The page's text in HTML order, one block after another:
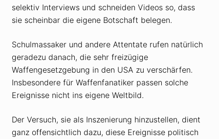
selektiv Interviews und schneiden Videos so, dass
sie scheinbar die eigene Botschaft belegen.
Schulmassaker und andere Attentate rufen natürlich
geradezu danach, die sehr freizügige
Waffengesetzgebung in den USA zu verschärfen.
Insbesondere für Waffenfanatiker passen solche
Ereignisse nicht ins eigene Weltbild.
Der Versuch, sie als Inszenierung hinzustellen, dient
ganz offensichtlich dazu, diese Ereignisse politisch